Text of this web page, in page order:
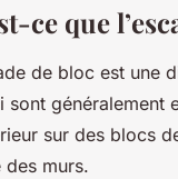
ce que
de bloc est une
sont généralement
sur des blocs
des murs.